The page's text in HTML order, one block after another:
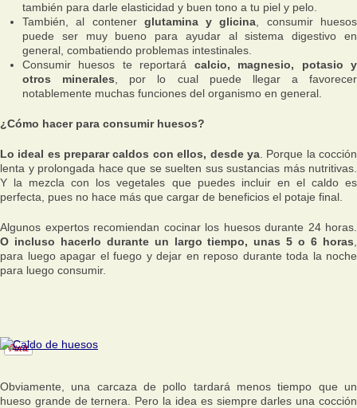
también para darle elasticidad y buen tono a tu piel y pelo.
También, al contener glutamina y glicina , consumir huesos
puede ser muy bueno para ayudar al sistema digestivo en
general, combatiendo problemas intestinales.
Consumir huesos te reportará calcio, magnesio, potasio y
otros minerales , por lo cual puede llegar a favorecer
notablemente muchas funciones del organismo en general.
¿Cómo hacer para consumir huesos?
Lo ideal es preparar caldos con ellos, desde ya. Porque la cocción
lenta y prolongada hace que se suelten sus sustancias más nutritivas.
Y la mezcla con los vegetales que puedes incluir en el caldo es
perfecta, pues no hace más que cargar de beneficios el potaje final.
Algunos expertos recomiendan cocinar los huesos durante 24 horas.
O incluso hacerlo durante un largo tiempo, unas 5 o 6 horas
para luego apagar el fuego y dejar en reposo durante toda la noche
para luego consumir.
Obviamente, una carcaza de pollo tardará menos tiempo que un
hueso grande de ternera. Pero la idea es siempre darles una cocción